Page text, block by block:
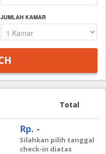
JUMLAH KAMAR
Total
Rp. -
Silahkan pilih tanggal
check-in diatas